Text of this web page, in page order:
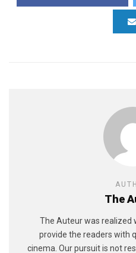
The
The Auteur was realized
provide the readers with
cinema. Our pursuit is not